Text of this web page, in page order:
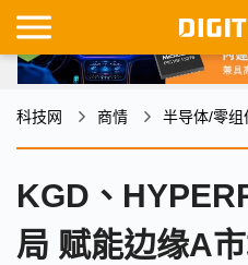
科技网 商情 半导体/零组
KGD、
局 赋能边缘A